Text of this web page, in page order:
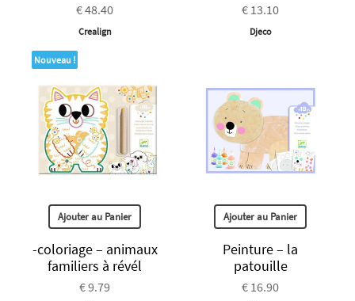
€ 48.40
Crealign
€ 13.10
Djeco
Nouveau !
Ajouter au Panier
-coloriage – animaux
familiers à révél
€ 9.79
Ajouter au Panier
Peinture – la
patouille
€ 16.90